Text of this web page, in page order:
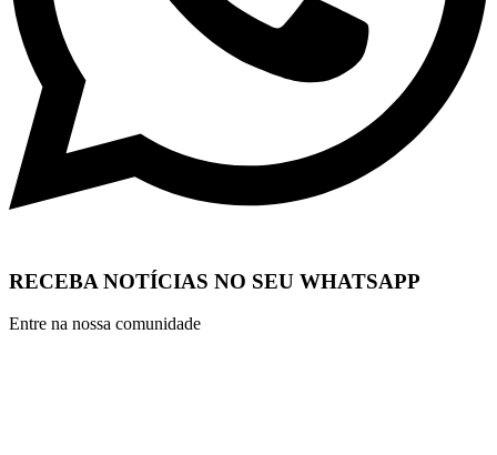
RECEBA NOTÍCIAS NO SEU WHATSAPP
Entre na nossa comunidade